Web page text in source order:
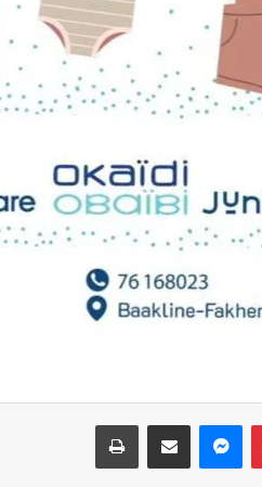
بينتيريستماسنجر مشاركة عبر البريد طباعة